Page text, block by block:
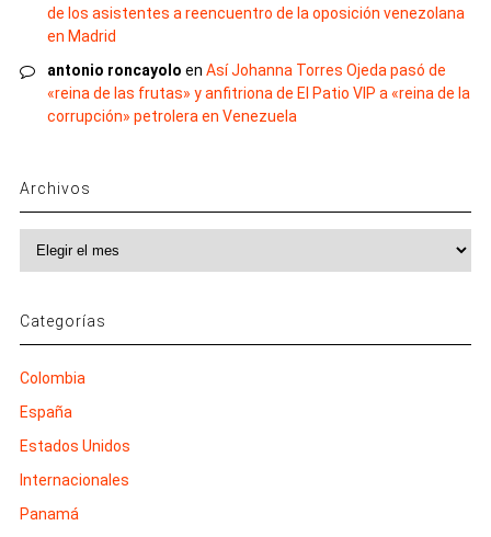
de los asistentes a reencuentro de la oposición venezolana
en Madrid
antonio roncayolo en Así Johanna Torres Ojeda pasó de
«reina de las frutas» y anfitriona de El Patio VIP a «reina de la
corrupción» petrolera en Venezuela
Archivos
Categorías
Colombia
España
Estados Unidos
Internacionales
Panamá